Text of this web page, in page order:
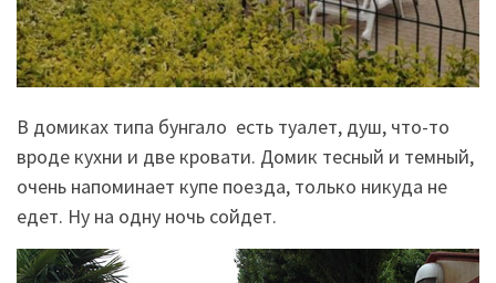
В домиках типа бунгало есть туалет, душ, что-то
вроде кухни и две кровати. Домик тесный и темный,
очень напоминает купе поезда, только никуда не
едет. Ну на одну ночь сойдет.